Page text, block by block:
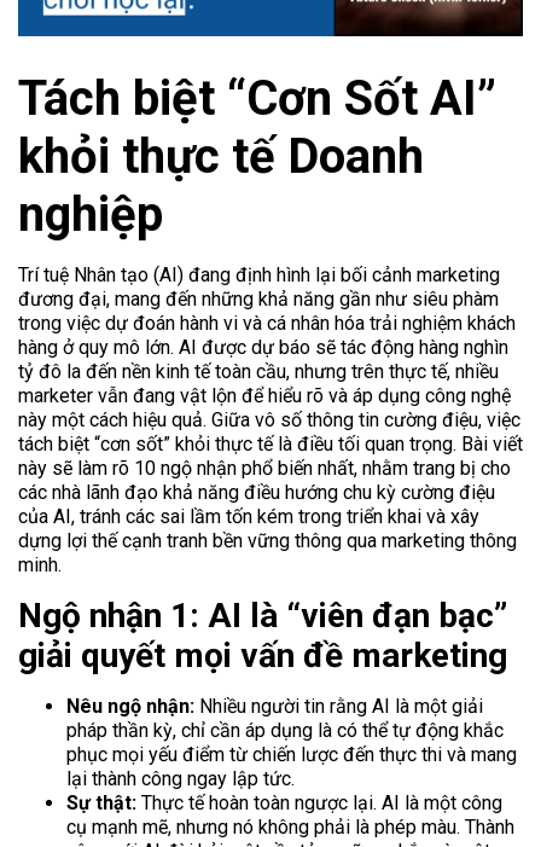
Tách biệt “Cơn Sốt AI”
khỏi thực tế Doanh
nghiệp
Trí tuệ Nhân tạo (AI) đang định hình lại bối cảnh marketing
đương đại, mang đến những khả năng gần như siêu phàm
trong việc dự đoán hành vi và cá nhân hóa trải nghiệm khách
hàng ở quy mô lớn. AI được dự báo sẽ tác động hàng nghìn
tỷ đô la đến nền kinh tế toàn cầu, nhưng trên thực tế, nhiều
marketer vẫn đang vật lộn để hiểu rõ và áp dụng công nghệ
này một cách hiệu quả. Giữa vô số thông tin cường điệu, việc
tách biệt “cơn sốt” khỏi thực tế là điều tối quan trọng. Bài viết
này sẽ làm rõ 10 ngộ nhận phổ biến nhất, nhằm trang bị cho
các nhà lãnh đạo khả năng điều hướng chu kỳ cường điệu
của AI, tránh các sai lầm tốn kém trong triển khai và xây
dựng lợi thế cạnh tranh bền vững thông qua marketing thông
minh.
Ngộ nhận 1: AI là “viên đạn bạc”
giải quyết mọi vấn đề marketing
Nêu ngộ nhận: Nhiều người tin rằng AI là một giải
pháp thần kỳ, chỉ cần áp dụng là có thể tự động khắc
phục mọi yếu điểm từ chiến lược đến thực thi và mang
lại thành công ngay lập tức.
Sự thật: Thực tế hoàn toàn ngược lại. AI là một công
cụ mạnh mẽ, nhưng nó không phải là phép màu. Thành